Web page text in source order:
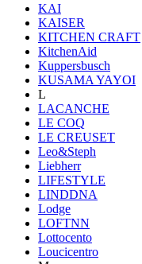
KAI
KAISER
KITCHEN CRAFT
KitchenAid
Kuppersbusch
KUSAMA YAYOI
L
LACANCHE
LE COQ
LE CREUSET
Leo&Steph
Liebherr
LIFESTYLE
LINDDNA
Lodge
LOFTNN
Lottocento
Loucicentro